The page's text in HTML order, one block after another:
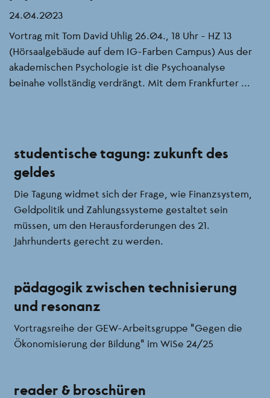
24.04.2023
Vortrag mit Tom David Uhlig 26.04., 18 Uhr - HZ 13
(Hörsaalgebäude auf dem IG-Farben Campus) Aus der
akademischen Psychologie ist die Psychoanalyse
beinahe vollständig verdrängt. Mit dem Frankfurter ...
studentische tagung: zukunft des
geldes
Die Tagung widmet sich der Frage, wie Finanzsystem,
Geldpolitik und Zahlungssysteme gestaltet sein
müssen, um den Herausforderungen des 21.
Jahrhunderts gerecht zu werden.
pädagogik zwischen technisierung
und resonanz
Vortragsreihe der GEW-Arbeitsgruppe "Gegen die
Ökonomisierung der Bildung" im WiSe 24/25
reader & broschüren